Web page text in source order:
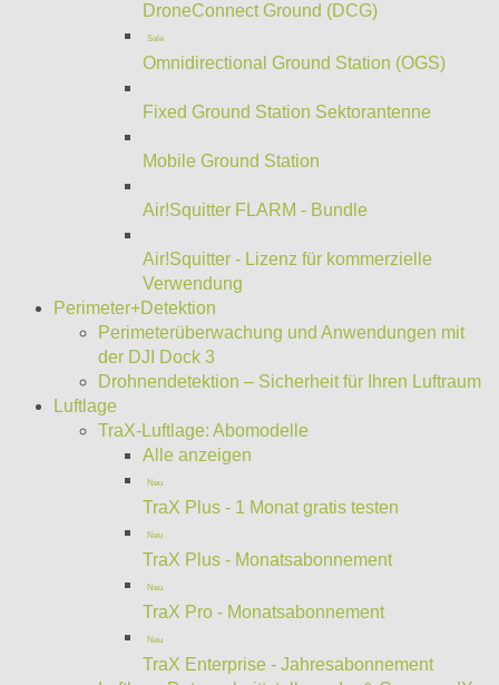
DroneConnect Ground (DCG)
Sale
Omnidirectional Ground Station (OGS)
Fixed Ground Station Sektorantenne
Mobile Ground Station
Air!Squitter FLARM - Bundle
Air!Squitter - Lizenz für kommerzielle
Verwendung
Perimeter+Detektion
Perimeterüberwachung und Anwendungen mit
der DJI Dock 3
Drohnendetektion – Sicherheit für Ihren Luftraum
Luftlage
TraX-Luftlage: Abomodelle
Alle anzeigen
Neu
TraX Plus - 1 Monat gratis testen
Neu
TraX Plus - Monatsabonnement
Neu
TraX Pro - Monatsabonnement
Neu
TraX Enterprise - Jahresabonnement